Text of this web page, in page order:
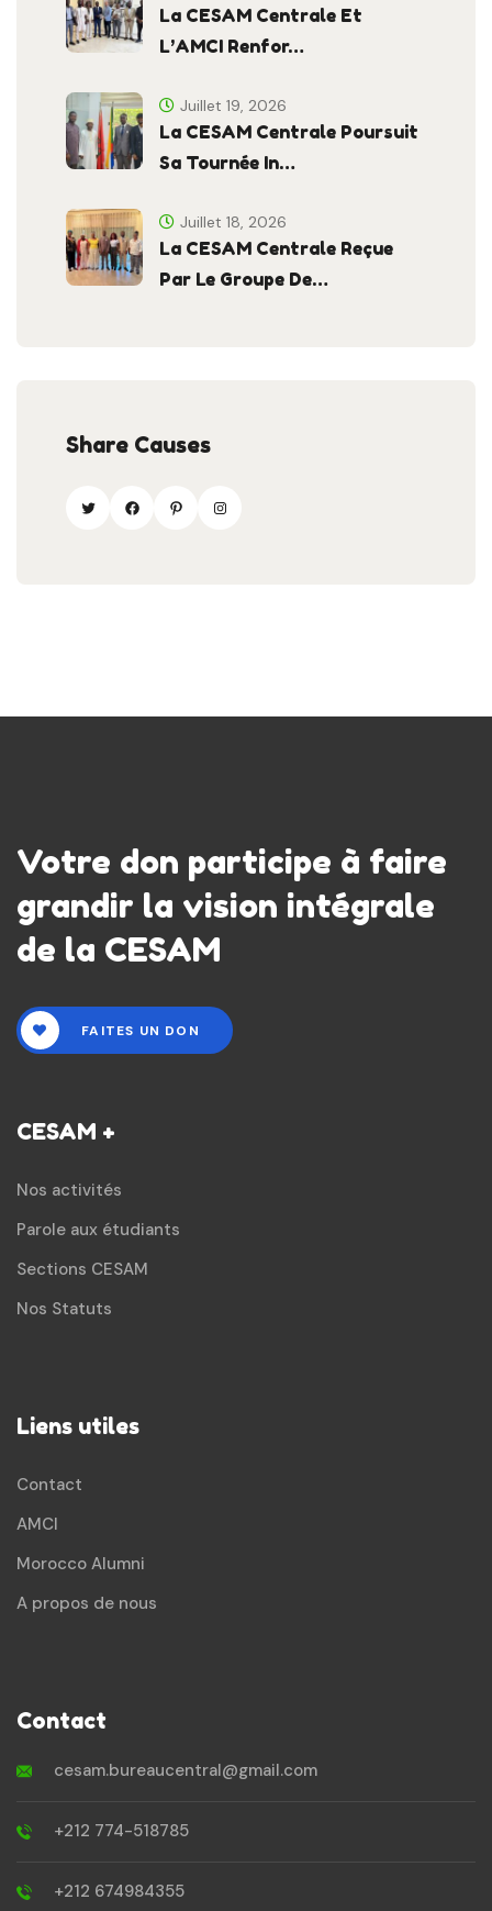
La CESAM Centrale Et
L’AMCI Renfor…
La CESAM Centrale Poursuit
Sa Tournée In…
Juillet 19, 2026
La CESAM Centrale Reçue
Par Le Groupe De…
Juillet 18, 2026
Share Causes
Votre don participe à faire
grandir la vision intégrale
de la CESAM
FAITES UN DON
CESAM +
Nos activités
Parole aux étudiants
Sections CESAM
Nos Statuts
Liens utiles
Contact
AMCI
Morocco Alumni
A propos de nous
Contact
cesam.bureaucentral@gmail.com
+212 774-518785
+212 674984355